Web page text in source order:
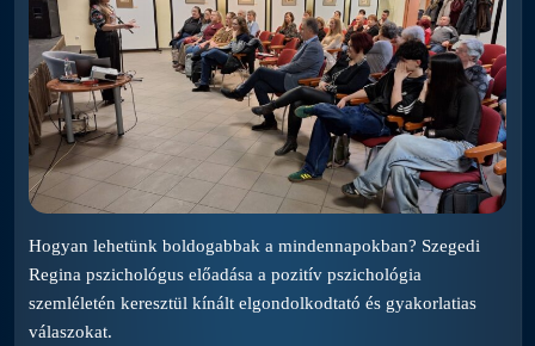
Hogyan lehetünk boldogabbak a mindennapokban? Szegedi
Regina pszichológus előadása a pozitív pszichológia
szemléletén keresztül kínált elgondolkodtató és gyakorlatias
válaszokat.